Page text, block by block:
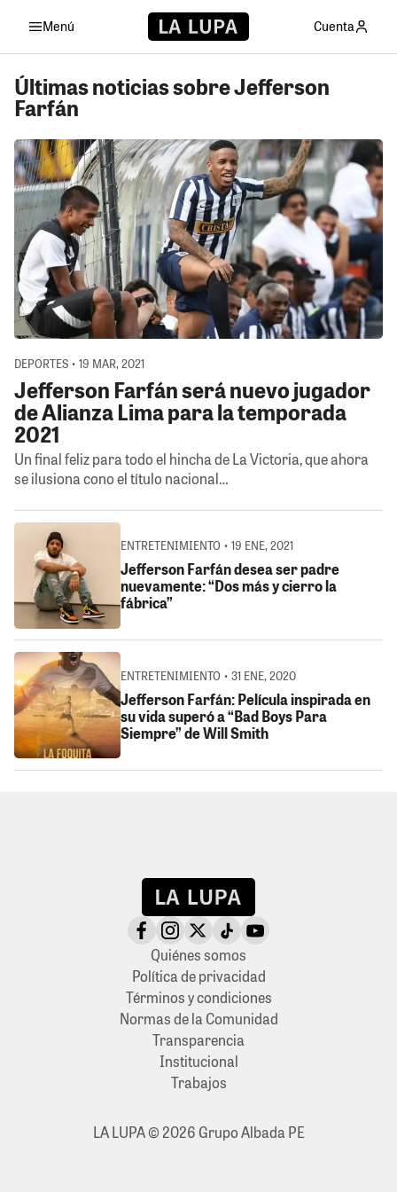
Menú Cuenta
Últimas noticias sobre Jefferson
Farfán
DEPORTES • 19 MAR, 2021
Jefferson Farfán será nuevo jugador
de Alianza Lima para la temporada
2021
Un final feliz para todo el hincha de La Victoria, que ahora
se ilusiona cono el título nacional…
ENTRETENIMIENTO • 19 ENE, 2021
Jefferson Farfán desea ser padre
nuevamente: “Dos más y cierro la
fábrica”
ENTRETENIMIENTO • 31 ENE, 2020
Jefferson Farfán: Película inspirada en
su vida superó a “Bad Boys Para
Siempre” de Will Smith
Quiénes somos
Política de privacidad
Términos y condiciones
Normas de la Comunidad
Transparencia
Institucional
Trabajos
LA LUPA © 2026 Grupo Albada PE